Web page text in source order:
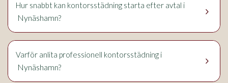
keyboard_arrow_right
Hur snabbt kan kontorsstädning starta efter avtal i
Nynäshamn?
keyboard_arrow_right
Varför anlita professionell kontorsstädning i
Nynäshamn?